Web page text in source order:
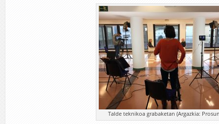
Talde teknikoa grabaketan (Argazkia: